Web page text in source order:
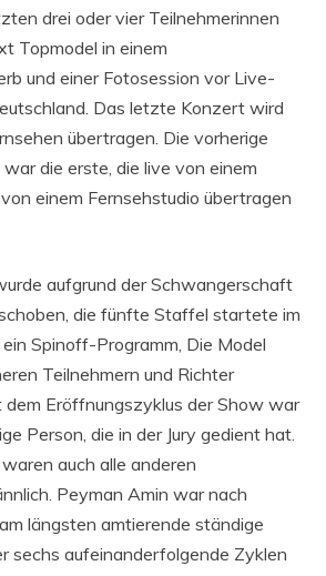
drei oder vier Teilnehmerinnen
Topmodel in einem
und einer Fotosession vor Live-
Das letzte Konzert wird
übertragen. Die vorherige
die erste, die live von einem
einem Fernsehstudio übertragen
aufgrund der Schwangerschaft
die fünfte Staffel startete im
Spinoff-Programm, Die Model
Teilnehmern und Richter
dem Eröffnungszyklus der Show war
Person, die in der Jury gedient hat.
auch alle anderen
Peyman Amin war nach
längsten amtierende ständige
sechs aufeinanderfolgende Zyklen